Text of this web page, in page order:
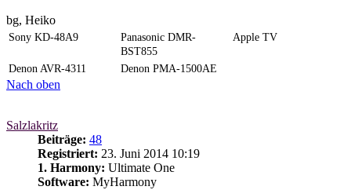
bg, Heiko
Sony KD-48A9
Panasonic DMR-
BST855
Apple TV
Denon AVR-4311 Denon PMA-1500AE
Nach oben
Salzlakritz
Beiträge: 48
Registriert: 23. Juni 2014 10:19
1. Harmony: Ultimate One
Software: MyHarmony